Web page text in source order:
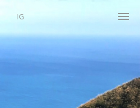
IG